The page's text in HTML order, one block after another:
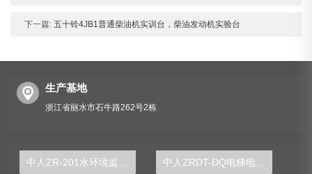
下一篇: 五十铃4JB1普通柴油机实训台，柴油发动机实验台
生产基地
浙江省丽水市石牛路262号2栋
中人ZRDT-DQ电梯电气安装与调试实训考核装置